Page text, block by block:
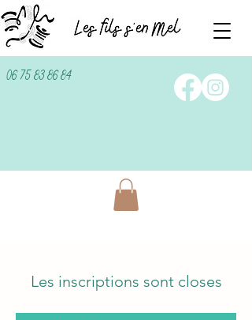
06 75 83 86 84
Les inscriptions sont closes